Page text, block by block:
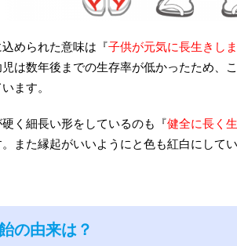
められた意味は『子供が元気に長生きし
は数年後までの生存率が低かったため、
ます。
く細長い形をしているのも『健全に長く
また縁起がいいようにと色も紅白にしてい
の由来は？